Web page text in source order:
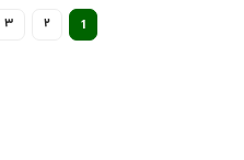
1
2
3